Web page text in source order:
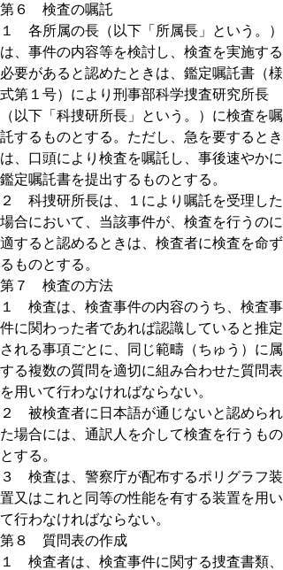
第６ 検査の嘱託
１ 各所属の長（以下「所属長」という。）
は、事件の内容等を検討し、検査を実施する
必要があると認めたときは、鑑定嘱託書（様
式第１号）により刑事部科学捜査研究所長
（以下「科捜研所長」という。）に検査を嘱
託するものとする。ただし、急を要するとき
は、口頭により検査を嘱託し、事後速やかに
鑑定嘱託書を提出するものとする。
２ 科捜研所長は、１により嘱託を受理した
場合において、当該事件が、検査を行うのに
適すると認めるときは、検査者に検査を命ず
るものとする。
第７ 検査の方法
１ 検査は、検査事件の内容のうち、検査事
件に関わった者であれば認識していると推定
される事項ごとに、同じ範疇（ちゅう）に属
する複数の質問を適切に組み合わせた質問表
を用いて行わなければならない。
２ 被検査者に日本語が通じないと認められ
た場合には、通訳人を介して検査を行うもの
とする。
３ 検査は、警察庁が配布するポリグラフ装
置又はこれと同等の性能を有する装置を用い
て行わなければならない。
第８ 質問表の作成
１ 検査者は、検査事件に関する捜査書類、